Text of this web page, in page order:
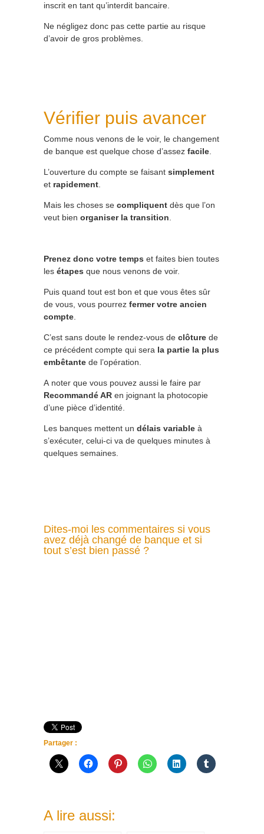
inscrit en tant qu’interdit bancaire.
Ne négligez donc pas cette partie au risque
d’avoir de gros problèmes.
Vérifier puis avancer
Comme nous venons de le voir, le changement
de banque est quelque chose d’assez facile.
L’ouverture du compte se faisant simplement
et rapidement.
Mais les choses se compliquent dès que l’on
veut bien organiser la transition.
Prenez donc votre temps et faites bien toutes
les étapes que nous venons de voir.
Puis quand tout est bon et que vous êtes sûr
de vous, vous pourrez fermer votre ancien
compte.
C’est sans doute le rendez-vous de clôture de
ce précédent compte qui sera la partie la plus
embêtante de l’opération.
A noter que vous pouvez aussi le faire par
Recommandé AR en joignant la photocopie
d’une pièce d’identité.
Les banques mettent un délais variable à
s’exécuter, celui-ci va de quelques minutes à
quelques semaines.
Dites-moi les commentaires si vous
avez déjà changé de banque et si
tout s’est bien passé ?
Partager :
A lire aussi: